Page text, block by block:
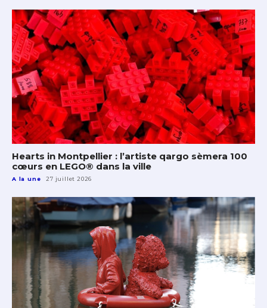
Hearts in Montpellier : l’artiste qargo sèmera 100
cœurs en LEGO® dans la ville
A la une 27 juillet 2026